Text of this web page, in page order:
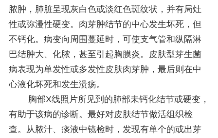
脓肿，肺脏呈现灰白色或淡红色斑纹状，并有局灶
性或弥漫性硬变。肉芽肿结节的中心发生坏死，但
不钙化。病变向周围蔓延时，可使支气管和纵隔淋
巴结肿大、化脓，甚至引起胸膜炎。皮肤型芽生菌
病表现为单发性或多发性皮肤肉芽肿，最后则在中
心液化坏死和发生溃疡。
胸部X线照片所见到的肺部未钙化结节或硬变，
有助于该病的诊断。最好对皮肤结节做活组织检
查。从脓汁、痰液中镜检时，发现有单个的或出芽